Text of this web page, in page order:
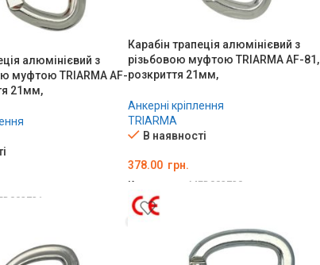
алюмінієвий з
муфтою TRIARMA AF-
21мм,
Карабін трапеція алюмінієвий з
різьбовою муфтою TRIARMA AF-81,
розкриття 21мм,
Анкерні кріплення
TRIARMA
В наявності
378.00 грн.
Код товару: MED002730
ДОДАТИ В КОШИК